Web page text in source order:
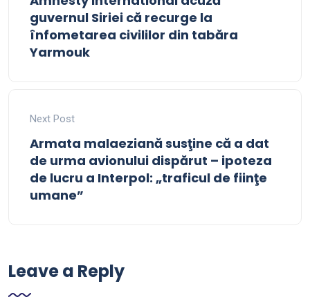
guvernul Siriei că recurge la
înfometarea civililor din tabăra
Yarmouk
Next Post
Armata malaeziană susţine că a dat
de urma avionului dispărut – ipoteza
de lucru a Interpol: „traficul de fiinţe
umane”
Leave a Reply